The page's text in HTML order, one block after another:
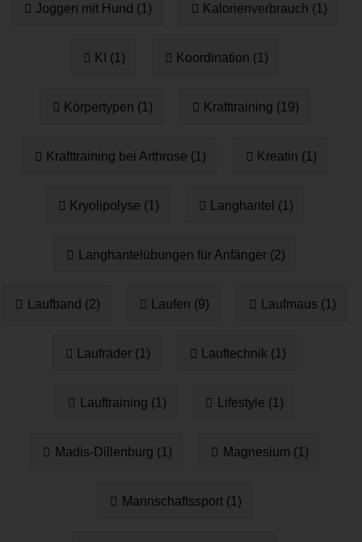
Joggen mit Hund (1) Kalorienverbrauch (1)
KI (1) Koordination (1)
Körpertypen (1) Krafttraining (19)
Krafttraining bei Arthrose (1) Kreatin (1)
Kryolipolyse (1) Langhantel (1)
Langhantelübungen für Anfänger (2)
Laufband (2) Laufen (9) Laufmaus (1)
Laufräder (1) Lauftechnik (1)
Lauftraining (1) Lifestyle (1)
Madis-Dillenburg (1) Magnesium (1)
Mannschaftssport (1)